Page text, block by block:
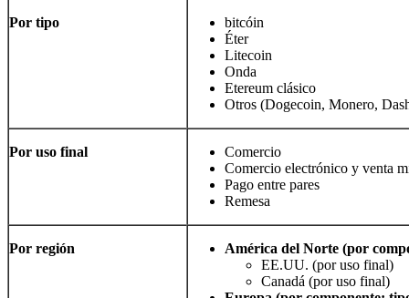
Por tipo
bitcóin
Éter
Litecoin
Onda
Etereum clásico
Otros (Dogecoin, Monero,
Por uso final
Comercio
Comercio electrónico y venta
Pago entre pares
Remesa
Por región
América del Norte (por
EE.UU. (por uso final)
Canadá (por uso final)